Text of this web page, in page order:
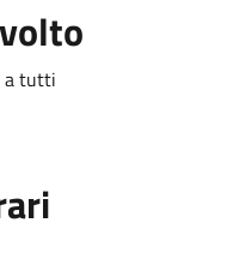
a tutti